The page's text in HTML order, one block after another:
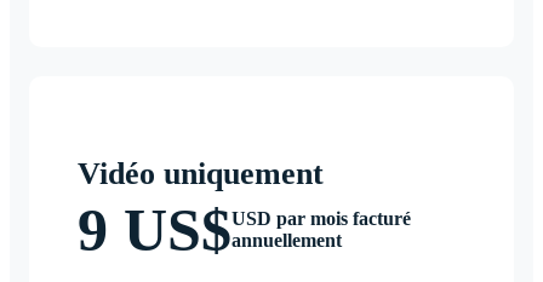
Vidéo uniquement
9 US$USD par mois facturé
annuellement